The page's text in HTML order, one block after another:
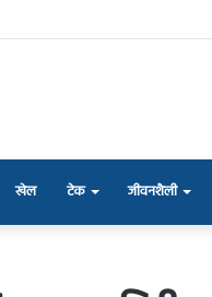
खेल टेक जीवनशैली